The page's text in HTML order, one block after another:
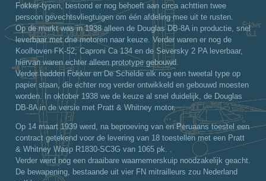
Fokker-typen, bestond er nog behoeft aan circa achttien twee
persoon gevechtsvliegtuigen om één afdeling mee uit te rusten.
Op de markt was in 1938 alleen de Douglas DB-8A in productie, snel
leverbaar met drie motoren naar keuze. Verder waren er nog de
Koolhoven FK-52; Caproni Ca 134 en de Seversky 2 PA leverbaar,
hiervan waren echter alleen prototype gebouwd.
Verder hadden Fokker en De Schelde elk nog een tweetal type op
papier staan, die echter nog verder ontwikkeld en gebouwd moesten
worden. In oktober 1938 we de keuze al snel duidelijk, de Douglas
DB-8A in de versie met Pratt & Whitney motor.
Op 14 maart 1939 werd, na beproeving van en Peruaans toestel een
contract getekend voor de levering van 18 toestellen met een Pratt
& Whitney Wasp R1830-SC3G van 1065 pk. .
Verder werd nog een draaibare waarnemerskuip noodzakelijk geacht.
De bewapening, bestaande uit vier FN mitrailleurs zou Nederland